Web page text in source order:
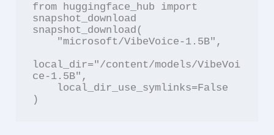
from huggingface_hub import
snapshot_download
snapshot_download(
local_dir="/content/models/VibeVoi
ce-1.5B",
)